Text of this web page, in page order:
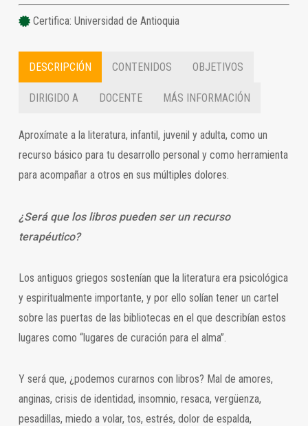
Certifica: Universidad de Antioquia
DESCRIPCIÓN CONTENIDOS OBJETIVOS
DIRIGIDO A DOCENTE MÁS INFORMACIÓN
Aproxímate a la literatura, infantil, juvenil y adulta, como un
recurso básico para tu desarrollo personal y como herramienta
para acompañar a otros en sus múltiples dolores.
¿Será que los libros pueden ser un recurso
terapéutico?
Los antiguos griegos sostenían que la literatura era psicológica
y espiritualmente importante, y por ello solían tener un cartel
sobre las puertas de las bibliotecas en el que describían estos
lugares como “lugares de curación para el alma”.
Y será que, ¿podemos curarnos con libros? Mal de amores,
anginas, crisis de identidad, insomnio, resaca, vergüenza,
pesadillas, miedo a volar, tos, estrés, dolor de espalda,